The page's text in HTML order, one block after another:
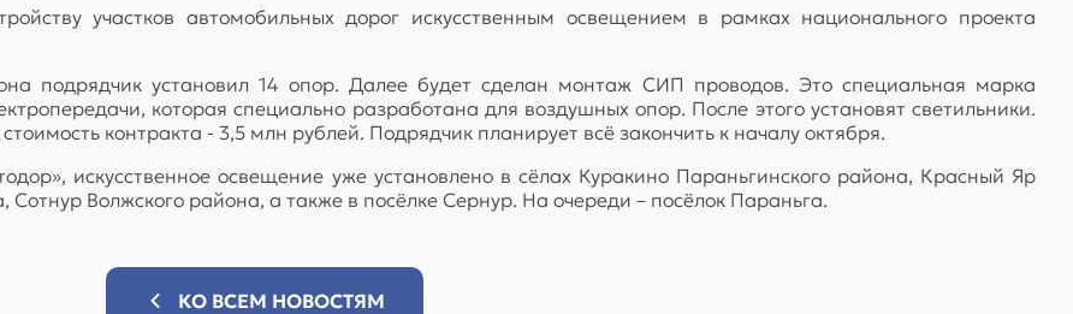
участков автомобильных дорог искусственным освещением в рамках национального проекта
подрядчик установил 14 опор. Далее будет сделан монтаж СИП проводов. Это специальная марка
которая специально разработана для воздушных опор. После этого установят светильники.
контракта - 3,5 млн рублей. Подрядчик планирует всё закончить к началу октября.
искусственное освещение уже установлено в сёлах Куракино Параньгинского района, Красный Яр
Волжского района, а также в посёлке Сернур. На очереди – посёлок Параньга.
КО ВСЕМ НОВОСТЯМ